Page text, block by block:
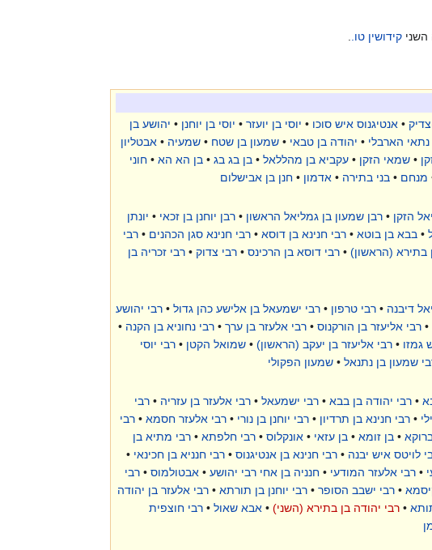
השניקידושין טו.
• אנטיגנוס איש סוכו • יוסי בן יועזר • יוסי בן יוחנן • יהושע בן
נתאי הארבלי • יהודה בן טבאי • שמעון בן שטח • שמעיה • אבטליון
• שמאי הזקן • עקביא בן מהללאל • בן בג בג • בן הא הא • חוני
מנחם • בני בתירה • אדמון • חנן בן אבישלום
הזקן • רבן שמעון בן גמליאל הראשון • רבן יוחנן בן זכאי • יונתן
• בבא בן בוטא • רבי חנינא בן דוסא • רבי חנינא סגן הכהנים • רבי
בתירא (הראשון) • רבי דוסא בן הרכינס • רבי צדוק • רבי זכריה בן
דיבנה • רבי טרפון • רבי ישמעאל בן אלישע כהן גדול • רבי יהושע
• רבי אליעזר בן הורקנוס • רבי אלעזר בן ערך • רבי נחוניא בן הקנה •
גמזו • רבי אליעזר בן יעקב (הראשון) • שמואל הקטן • רבי יוסי
שמעון בן נתנאל • שמעון הפקולי
• רבי יהודה בן בבא • רבי ישמעאל • רבי אלעזר בן עזריה • רבי
• רבי חנינא בן תרדיון • רבי יוחנן בן נורי • רבי אלעזר חסמא • רבי
• בן זומא • בן עזאי • אונקלוס • רבי חלפתא • רבי מתיא בן
לויטס איש יבנה • רבי חנינא בן אנטיגנוס • רבי חנניא בן חכינאי •
• רבי אלעזר המודעי • חנניה בן אחי רבי יהושע • אבטולמוס • רבי
• רבי ישבב הסופר • רבי יוחנן בן תורתא • רבי אלעזר בן יהודה
• רבי יהודה בן בתירא (השני) • אבא שאול • רבי חוצפית